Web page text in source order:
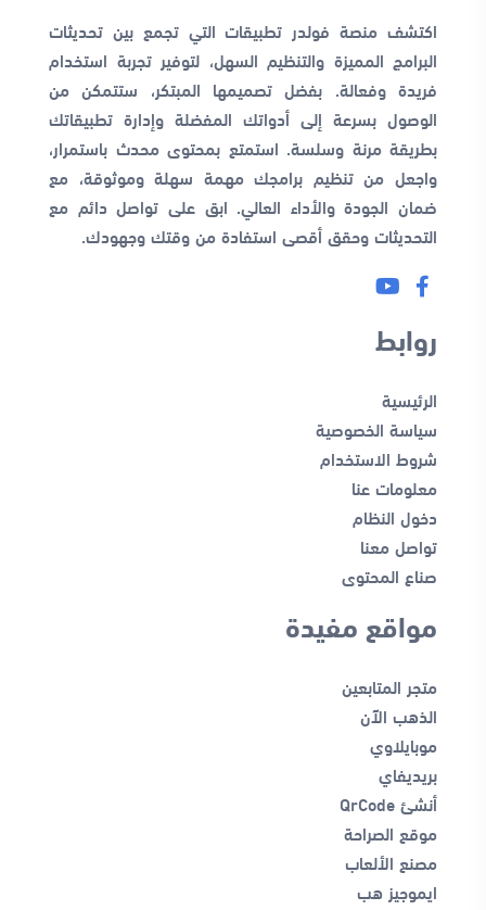
اكتشف منصة فولدر تطبيقات التي تجمع بين تحديثات
البرامج المميزة والتنظيم السهل، لتوفير تجربة استخدام
فريدة وفعالة. بفضل تصميمها المبتكر، ستتمكن من
الوصول بسرعة إلى أدواتك المفضلة وإدارة تطبيقاتك
بطريقة مرنة وسلسة. استمتع بمحتوى محدث باستمرار،
واجعل من تنظيم برامجك مهمة سهلة وموثوقة، مع
ضمان الجودة والأداء العالي. ابق على تواصل دائم مع
التحديثات وحقق أقصى استفادة من وقتك وجهودك.
روابط
الرئيسية
سياسة الخصوصية
شروط الاستخدام
معلومات عنا
دخول النظام
تواصل معنا
صناع المحتوى
مواقع مفيدة
متجر المتابعين
الذهب الآن
موبايلاوي
بريديفاي
أنشئ QrCode
موقع الصراحة
مصنع الألعاب
ايموجيز هب